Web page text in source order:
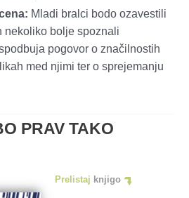
Mladi bralci bodo ozavestili
nekoliko bolje spoznali
pogovor o značilnostih
med njimi ter o sprejemanju
PRAV TAKO
Prelistaj knjigo